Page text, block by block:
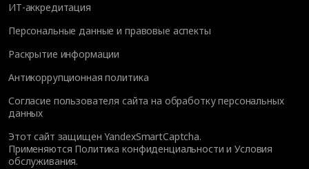
ИТ-аккредитация
Персональные данные и правовые аспекты
Раскрытие информации
Антикоррупционная политика
Согласие пользователя сайта на обработку персональных
данных
Этот сайт защищен YandexSmartCaptcha.
Применяются Политика конфиденциальности иУсловия
обслуживания.